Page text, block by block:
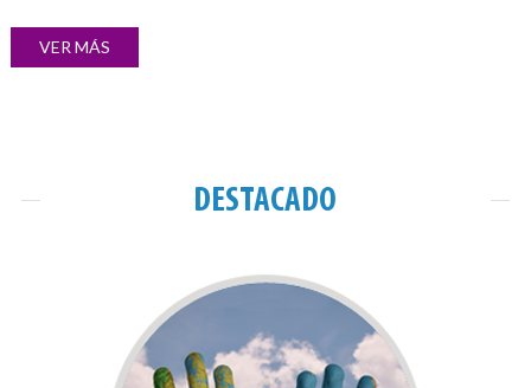
VER MÁS
DESTACADO